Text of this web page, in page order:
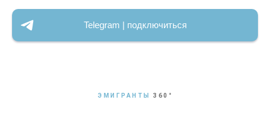
Telegram | подключиться
ЭМИГРАНТЫ 360 °